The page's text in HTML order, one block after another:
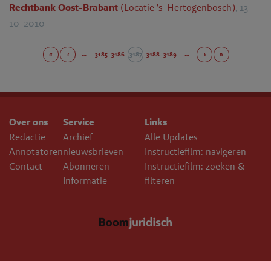
Rechtbank Oost-Brabant (Locatie 's-Hertogenbosch), 13-
10-2010
« ‹ … 3185 3186 3187 3188 3189 … › »
Over ons
Redactie
Annotatoren
Contact
Service
Archief
nieuwsbrieven
Abonneren
Informatie
Links
Alle Updates
Instructiefilm: navigeren
Instructiefilm: zoeken &
filteren